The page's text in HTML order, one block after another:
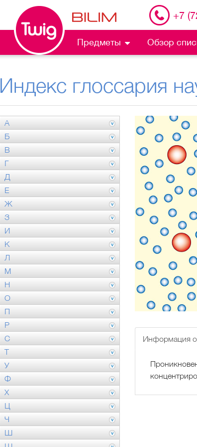
+7
Предметы Обзор
Индекс глоссария
А
Б
В
Г
Д
Е
Ж
З
И
К
Л
М
Н
О
П
Р
С
Т
У
Ф
Х
Ц
Ч
Ш
Информация